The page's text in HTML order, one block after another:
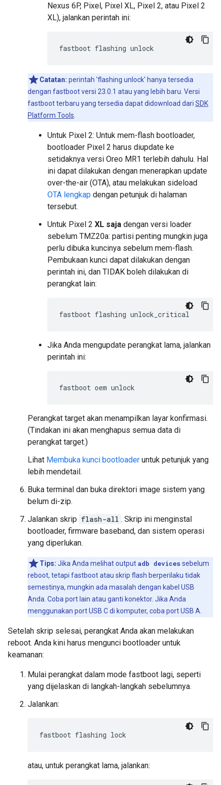
Nexus 6P, Pixel, Pixel XL, Pixel 2, atau Pixel 2
XL), jalankan perintah ini:
Catatan: perintah 'flashing unlock' hanya tersedia
dengan fastboot versi 23.0.1 atau yang lebih baru. Versi
fastboot terbaru yang tersedia dapat didownload dari SDK
Platform Tools
Untuk Pixel 2: Untuk mem-flash bootloader,
bootloader Pixel 2 harus diupdate ke
setidaknya versi Oreo MR1 terlebih dahulu. Hal
ini dapat dilakukan dengan menerapkan update
over-the-air (OTA), atau melakukan sideload
OTA lengkap dengan petunjuk di halaman
tersebut.
Untuk Pixel 2 XL saja dengan versi loader
sebelum TMZ20a: partisi penting mungkin juga
perlu dibuka kuncinya sebelum mem-flash.
Pembukaan kunci dapat dilakukan dengan
perintah ini, dan TIDAK boleh dilakukan di
perangkat lain:
Jika Anda mengupdate perangkat lama, jalankan
perintah ini:
Perangkat target akan menampilkan layar konfirmasi.
(Tindakan ini akan menghapus semua data di
perangkat target.)
Lihat Membuka kunci bootloader untuk petunjuk yang
lebih mendetail.
Buka terminal dan buka direktori image sistem yang
belum di-zip.
Jalankan skrip flash-all . Skrip ini menginstal
bootloader, firmware baseband, dan sistem operasi
yang diperlukan.
Tips: Jika Anda melihat output adb devices sebelum
reboot, tetapi fastboot atau skrip flash berperilaku tidak
semestinya, mungkin ada masalah dengan kabel USB
Anda. Coba port lain atau ganti konektor. Jika Anda
menggunakan port USB C di komputer, coba port USB A.
Setelah skrip selesai, perangkat Anda akan melakukan
reboot. Anda kini harus mengunci bootloader untuk
keamanan:
Mulai perangkat dalam mode fastboot lagi, seperti
yang dijelaskan di langkah-langkah sebelumnya.
Jalankan:
atau, untuk perangkat lama, jalankan: